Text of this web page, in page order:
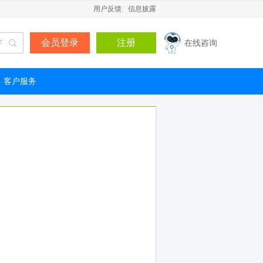
用户反馈 信息披露
会员登录 注册 在线咨询
客户服务